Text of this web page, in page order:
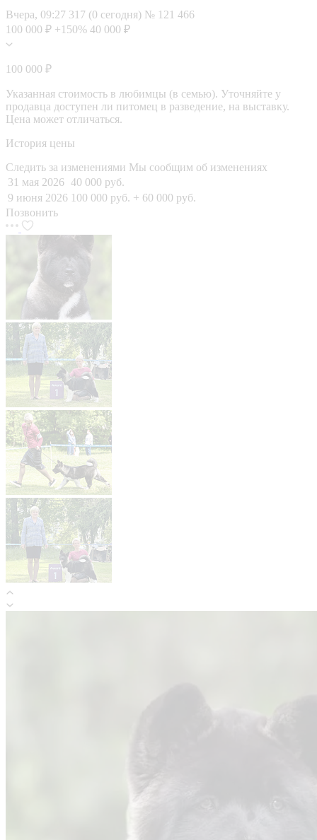
Вчера, 09:27 317 (0 сегодня) № 121 466
100 000 ₽ +150% 40 000 ₽
100 000 ₽
Указанная стоимость в любимцы (в семью). Уточняйте у
продавца доступен ли питомец в разведение, на выставку.
Цена может отличаться.
История цены
Следить за изменениями Мы сообщим об изменениях
31 мая 2026 40 000 руб.
9 июня 2026 100 000 руб. + 60 000 руб.
Позвонить